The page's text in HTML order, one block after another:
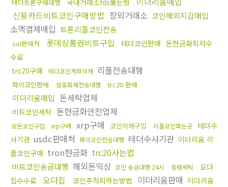
테더트론구매대행 국내거래소fds뚫는법
신용카드비트코인구매방법 장외거래소 코인해외지갑매입
소액결제매입 트론리플코인전송
sol판매처 롯데상품권비트구입 테더코인판매 돈현금화최저수
수료
trc20구매
테더코인계좌이체 리플전송대행
파이코인판매 암호화폐전송대행 trc20 판매
이더리움매입 돈세탁업체
비트코인세탁 돈현금화안전업체
모든코인구입 xrp구매 xrp구매 코인이체구입 리플코인파는곳
테더수
사기관 usdc판매처 파이코인전송대행 테더수사기관 이더리움 리
플코인구매 tron현금화 trc20사는법
비트코인송금대행 해외돈믹싱 코인 송금대행 24시 횡령세탁
오다
집수수료
오다집 코인추적피하는방법 이더리움판매 이더리움